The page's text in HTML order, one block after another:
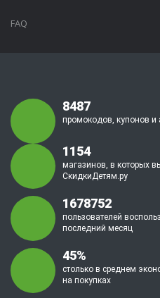
FAQ
8487
промокодов, купонов и
1154
магазинов, в которых
СкидкиДетям.ру
1678752
пользователей
последний месяц
45%
столько в среднем
на покупках